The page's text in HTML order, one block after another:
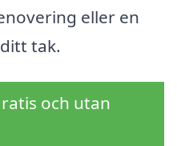
eller en
tak.
och utan